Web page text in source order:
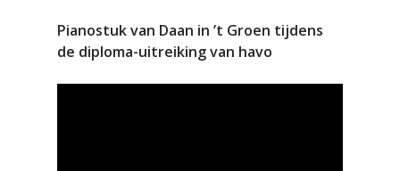
Pianostuk van Daan in ’t Groen tijdens
de diploma-uitreiking van havo